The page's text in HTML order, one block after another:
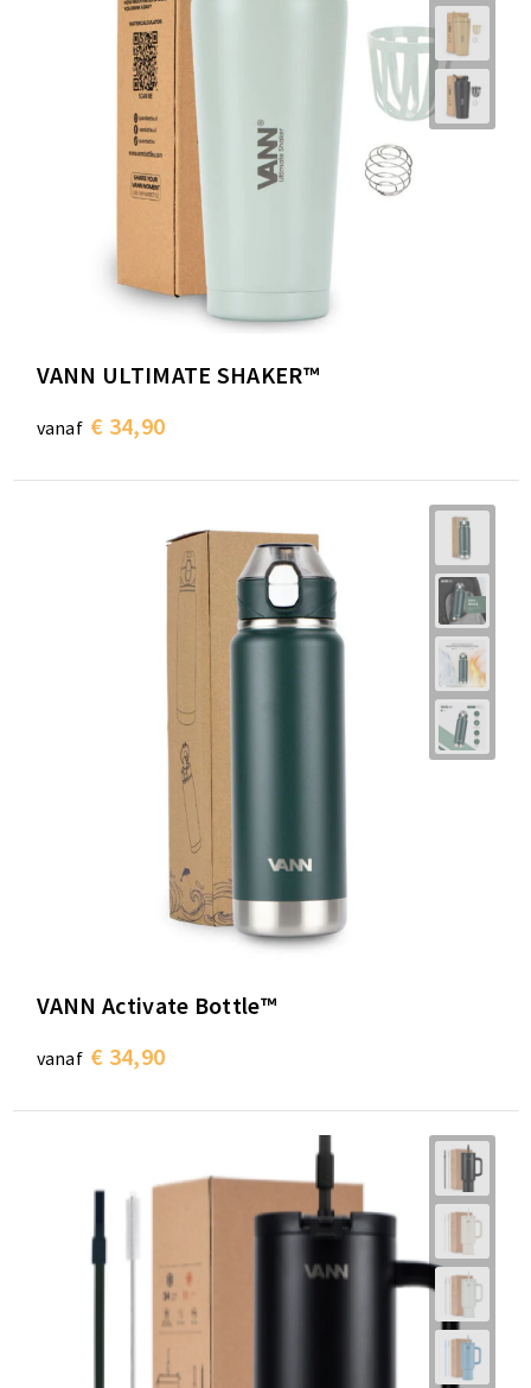
VANN ULTIMATE SHAKER™
vanaf € 34,90
VANN Activate Bottle™
vanaf € 34,90